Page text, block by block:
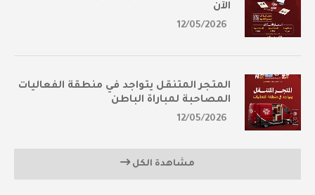
الآن
12/05/2026
المتجر المتنقل يتواجد في منطقة الفعاليات
المصاحبة لمباراة الباطن
12/05/2026
مشاهدة الكل